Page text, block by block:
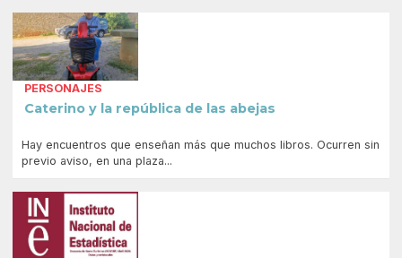
PERSONAJES
Caterino y la república de las abejas
Hay encuentros que enseñan más que muchos libros. Ocurren sin
previo aviso, en una plaza...